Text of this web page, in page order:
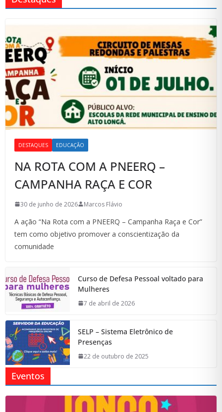
DESTAQUES EDUCAÇÃO
NA ROTA COM A PNEERQ –
CAMPANHA RAÇA E COR
30 de junho de 2026 Marcos Flávio
A ação “Na Rota com a PNEERQ – Campanha Raça e Cor”
tem como objetivo promover a conscientização da
comunidade
Curso de Defesa Pessoal voltado para
Mulheres
7 de abril de 2026
SELP – Sistema Eletrônico de
Presenças
22 de outubro de 2025
Eventos